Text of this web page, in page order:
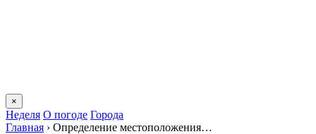
×
Неделя О погоде Города
Главная › Определение местоположения…